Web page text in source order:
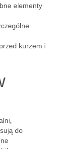
elementy
kurzem i
do